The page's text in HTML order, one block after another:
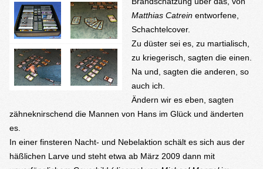
Matthias Catrein entworfene,
Schachtelcover.
Zu düster sei es, zu martialisch,
zu kriegerisch, sagten die einen.
Na und, sagten die anderen, so
auch ich.
Ändern wir es eben, sagten
zähneknirschend die Mannen von Hans im Glück und änderten
es.
In einer finsteren Nacht- und Nebelaktion schält es sich aus der
häßlichen Larve und steht etwa ab März 2009 dann mit